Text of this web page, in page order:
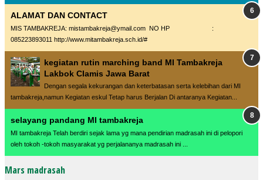
ALAMAT DAN CONTACT
MIS TAMBAKREJA: mistambakreja@ymail.com NO HP :
085223893011 http://www.mitambakreja.sch.id/#
kegiatan rutin marching band MI Tambakreja
Lakbok CIamis Jawa Barat
Dengan segala kekurangan dan keterbatasan serta kelebihan dari MI
tambakreja,namun Kegiatan eskul Tetap harus Berjalan Di antaranya Kegiatan...
selayang pandang MI tambakreja
MI tambakreja Telah berdiri sejak lama yg mana pendirian madrasah ini di pelopori
oleh tokoh -tokoh masyarakat yg perjalananya madrasah ini ...
Mars madrasah